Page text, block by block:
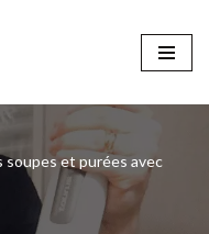
soupes et purées avec